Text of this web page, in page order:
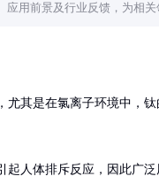
应用前景及行业反馈，为相关
尤其是在氯离子环境中，
起人体排斥反应，因此广